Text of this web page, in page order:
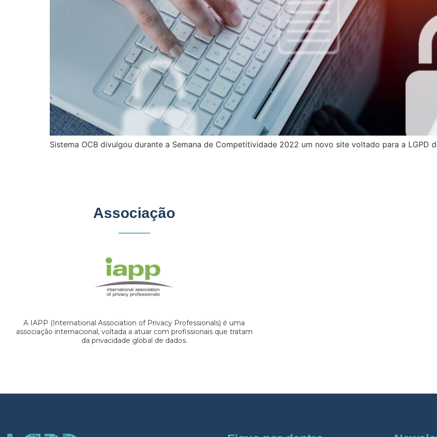
Sistema OCB divulgou durante a Semana de Competitividade 2022 um novo site voltado para a LGPD
Associação
A IAPP (International Association of Privacy Professionals) é uma
associação internacional, voltada a atuar com profissionais que tratam
da privacidade global de dados.